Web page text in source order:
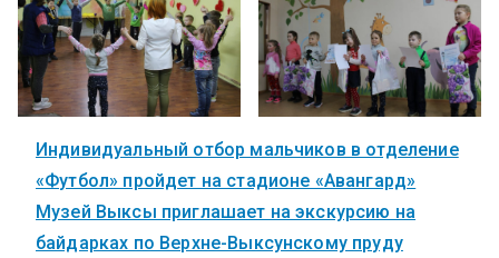
Индивидуальный отбор мальчиков в отделение
«Футбол» пройдет на стадионе «Авангард»
Музей Выксы приглашает на экскурсию на
байдарках по Верхне-Выксунскому пруду